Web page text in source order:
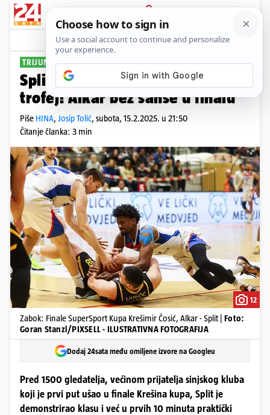
PRIJAVA
Sport Komentari
TRIJUMF ŽUTIH U ZABOKU
Split nakon 21 godine suše uzeo
trofej! Alkar bez šanse u finalu
Piše HINA, Josip Tolić, subota, 15.2.2025. u 21:50
Čitanje članka: 3 min
12
Zabok: Finale SuperSport Kupa Krešimir Čosić, Alkar - Split | Foto:
Goran Stanzl/PIXSELL - ILUSTRATIVNA FOTOGRAFIJA
Dodaj 24sata među omiljene izvore na Googleu
Pred 1500 gledatelja, većinom prijatelja sinjskog kluba
koji je prvi put ušao u finale Krešina kupa, Split je
demonstrirao klasu i već u prvih 10 minuta praktički